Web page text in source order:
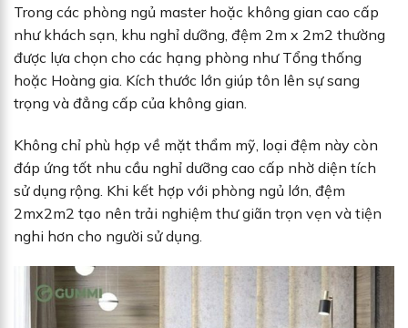
Trong các phòng ngủ master hoặc không gian cao cấp
như khách sạn, khu nghỉ dưỡng, đệm 2m x 2m2 thường
được lựa chọn cho các hạng phòng như Tổng thống
hoặc Hoàng gia. Kích thước lớn giúp tôn lên sự sang
trọng và đẳng cấp của không gian.
Không chỉ phù hợp về mặt thẩm mỹ, loại đệm này còn
đáp ứng tốt nhu cầu nghỉ dưỡng cao cấp nhờ diện tích
sử dụng rộng. Khi kết hợp với phòng ngủ lớn, đệm
2mx2m2 tạo nên trải nghiệm thư giãn trọn vẹn và tiện
nghi hơn cho người sử dụng.